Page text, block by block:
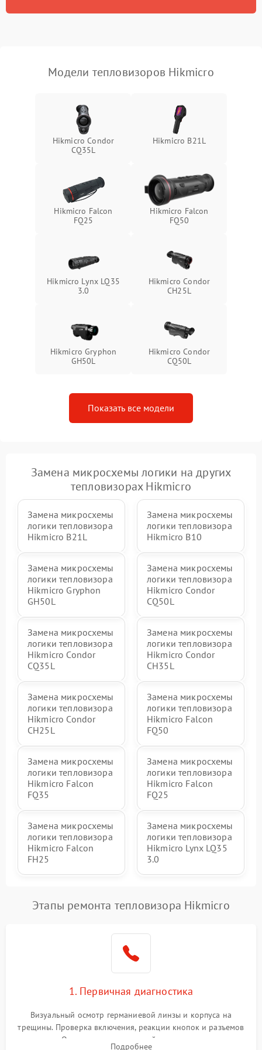
Модели тепловизоров Hikmicro
Hikmicro Condor
CQ35L
Hikmicro B21L
Hikmicro Falcon
FQ25
Hikmicro Falcon
FQ50
Hikmicro Lynx LQ35
3.0
Hikmicro Condor
CH25L
Hikmicro Gryphon
GH50L
Hikmicro Condor
CQ50L
Показать все модели
Замена микросхемы логики на других
тепловизорах Hikmicro
Замена микросхемы
логики тепловизора
Hikmicro B21L
Замена микросхемы
логики тепловизора
Hikmicro B10
Замена микросхемы
логики тепловизора
Hikmicro Gryphon
GH50L
Замена микросхемы
логики тепловизора
Hikmicro Condor
CQ50L
Замена микросхемы
логики тепловизора
Hikmicro Condor
CQ35L
Замена микросхемы
логики тепловизора
Hikmicro Condor
CH35L
Замена микросхемы
логики тепловизора
Hikmicro Condor
CH25L
Замена микросхемы
логики тепловизора
Hikmicro Falcon
FQ50
Замена микросхемы
логики тепловизора
Hikmicro Falcon
FQ35
Замена микросхемы
логики тепловизора
Hikmicro Falcon
FQ25
Замена микросхемы
логики тепловизора
Hikmicro Falcon
FH25
Замена микросхемы
логики тепловизора
Hikmicro Lynx LQ35
3.0
Этапы ремонта тепловизора Hikmicro
1. Первичная диагностика
Визуальный осмотр германиевой линзы и корпуса на
трещины. Проверка включения, реакции кнопок и разъемов
зарядки. Оценка вывода тепловой сигнатуры на экран,
Подробнее